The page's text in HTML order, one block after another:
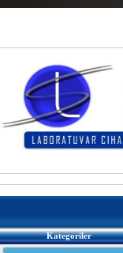
Kategoriler